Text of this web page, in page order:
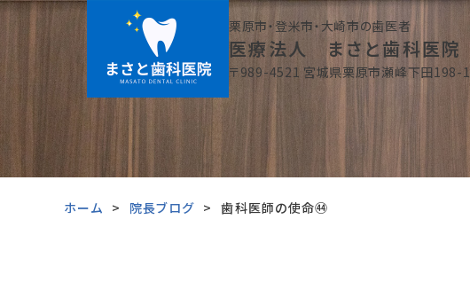
栗原市・登米市・大崎市の歯医者
医療法人 まさと歯科医院
〒989-4521 宮城県栗原市瀬峰下田198-1
ホーム 院長ブログ 歯科医師の使命㊹